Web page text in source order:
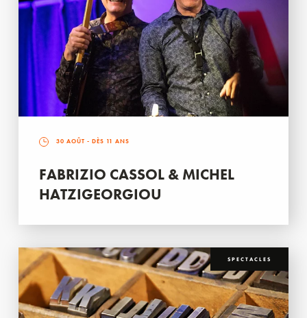
30 AOÛT - DÈS 11 ANS
FABRIZIO CASSOL & MICHEL
HATZIGEORGIOU
SPECTACLES